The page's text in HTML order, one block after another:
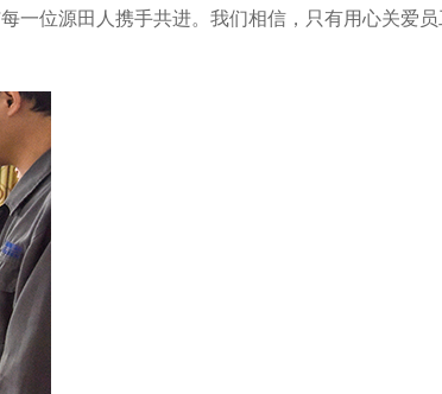
一位源田人携手共进。我们相信，只有用心关爱